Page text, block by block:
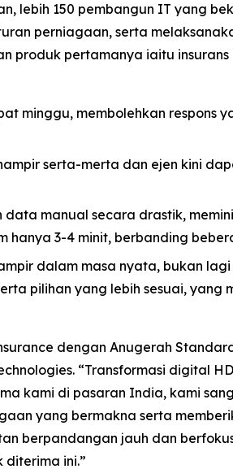
lebih 150 pembangun IT yang
perniagaan, serta
produk pertamanya iaitu
minggu, membolehkan respons
serta-merta dan ejen kini
manual secara drastik,
hanya 3-4 minit, berbanding
dalam masa nyata, bukan
pilihan yang lebih sesuai, yang
dengan Anugerah
“Transformasi digital
kami di pasaran India, kami
yang bermakna serta
berpandangan jauh dan
ini.”